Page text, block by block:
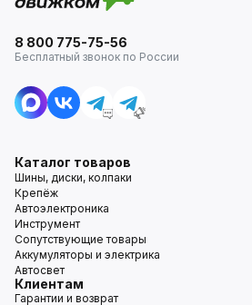
8 800 775-75-56
Бесплатный звонок по России
Каталог товаров
Шины, диски, колпаки
Крепёж
Автоэлектроника
Инструмент
Сопутствующие товары
Аккумуляторы и электрика
Автосвет
Клиентам
Гарантии и возврат